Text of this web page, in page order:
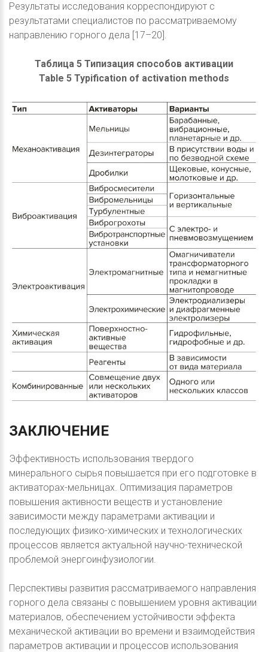
Результаты исследования корреспондируют с
результатами специалистов по рассматриваемому
направлению горного дела [17–20].
Таблица 5 Типизация способов активации
Table 5 Typification of activation methods
ЗАКЛЮЧЕНИЕ
Эффективность использования твердого
минерального сырья повышается при его подготовке в
активаторах-мельницах. Оптимизация параметров
повышения активности веществ и установление
зависимости между параметрами активации и
последующих физико-химических и технологических
процессов является актуальной научно-технической
проблемой энергоинфузиологии.
Перспективы развития рассматриваемого направления
горного дела связаны с повышением уровня активации
материалов, обеспечением устойчивости эффекта
механической активации во времени и взаимодействия
параметров активации и процессов использования